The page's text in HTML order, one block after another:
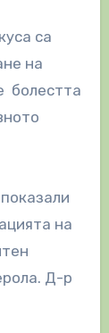
са
на
болестта
на
Д-р